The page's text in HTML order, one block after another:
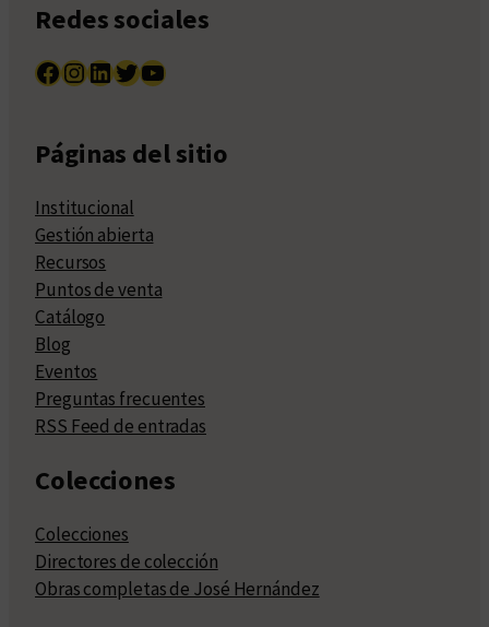
Redes sociales
Facebook InstagramLinkedIn Twitter YouTube
Páginas del sitio
Institucional
Gestión abierta
Recursos
Puntos de venta
Catálogo
Blog
Eventos
Preguntas frecuentes
RSS Feed de entradas
Colecciones
Colecciones
Directores de colección
Obras completas de José Hernández